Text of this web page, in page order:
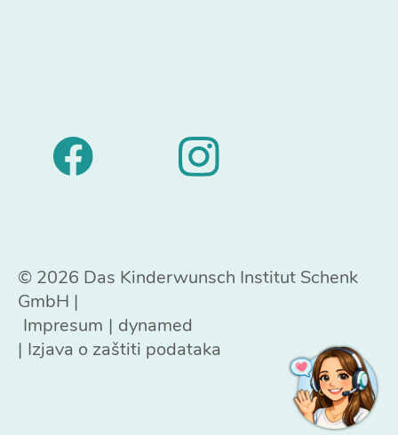
© 2026 Das Kinderwunsch Institut Schenk
GmbH |
Impresum
dynamed
Izjava o zaštiti podataka